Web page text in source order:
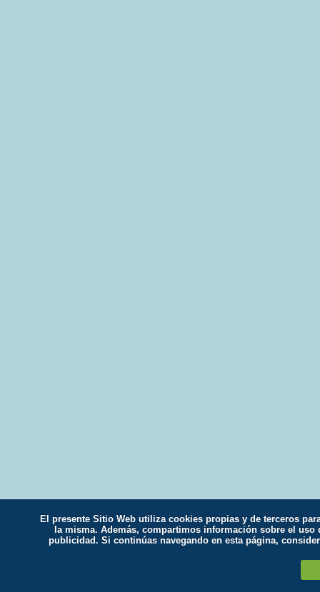
El presente Sitio Web utiliza cookies propias y de terceros
la misma. Además, compartimos información sobre el
publicidad. Si continúas navegando en esta página,